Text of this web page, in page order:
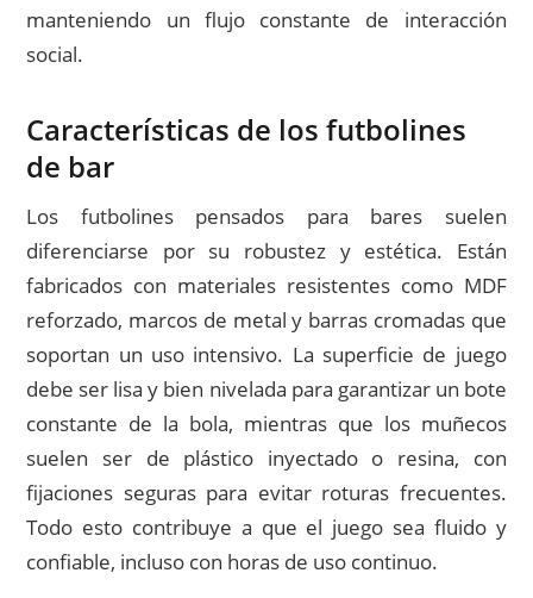
manteniendo un flujo constante de interacción
social.
Características de los futbolines
de bar
Los futbolines pensados para bares suelen
diferenciarse por su robustez y estética. Están
fabricados con materiales resistentes como MDF
reforzado, marcos de metal y barras cromadas que
soportan un uso intensivo. La superficie de juego
debe ser lisa y bien nivelada para garantizar un bote
constante de la bola, mientras que los muñecos
suelen ser de plástico inyectado o resina, con
fijaciones seguras para evitar roturas frecuentes.
Todo esto contribuye a que el juego sea fluido y
confiable, incluso con horas de uso continuo.